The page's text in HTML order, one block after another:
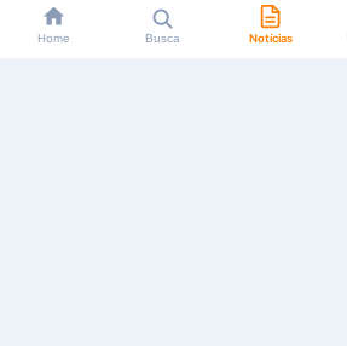
Home Busca Notícias